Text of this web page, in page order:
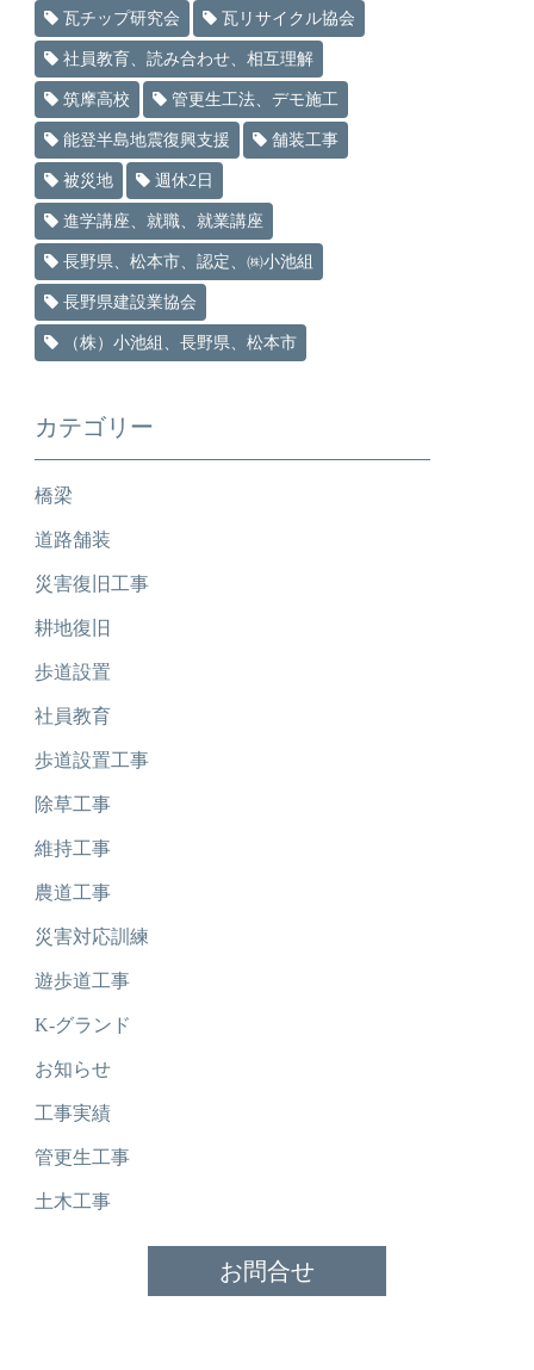
瓦チップ研究会 瓦リサイクル協会
社員教育、読み合わせ、相互理解
筑摩高校 管更生工法、デモ施工
能登半島地震復興支援 舗装工事
被災地 週休2日
進学講座、就職、就業講座
長野県、松本市、認定、㈱小池組
長野県建設業協会
（株）小池組、長野県、松本市
カテゴリー
橋梁
道路舗装
災害復旧工事
耕地復旧
歩道設置
社員教育
歩道設置工事
除草工事
維持工事
農道工事
災害対応訓練
遊歩道工事
K-グランド
お知らせ
工事実績
管更生工事
土木工事
お問合せ